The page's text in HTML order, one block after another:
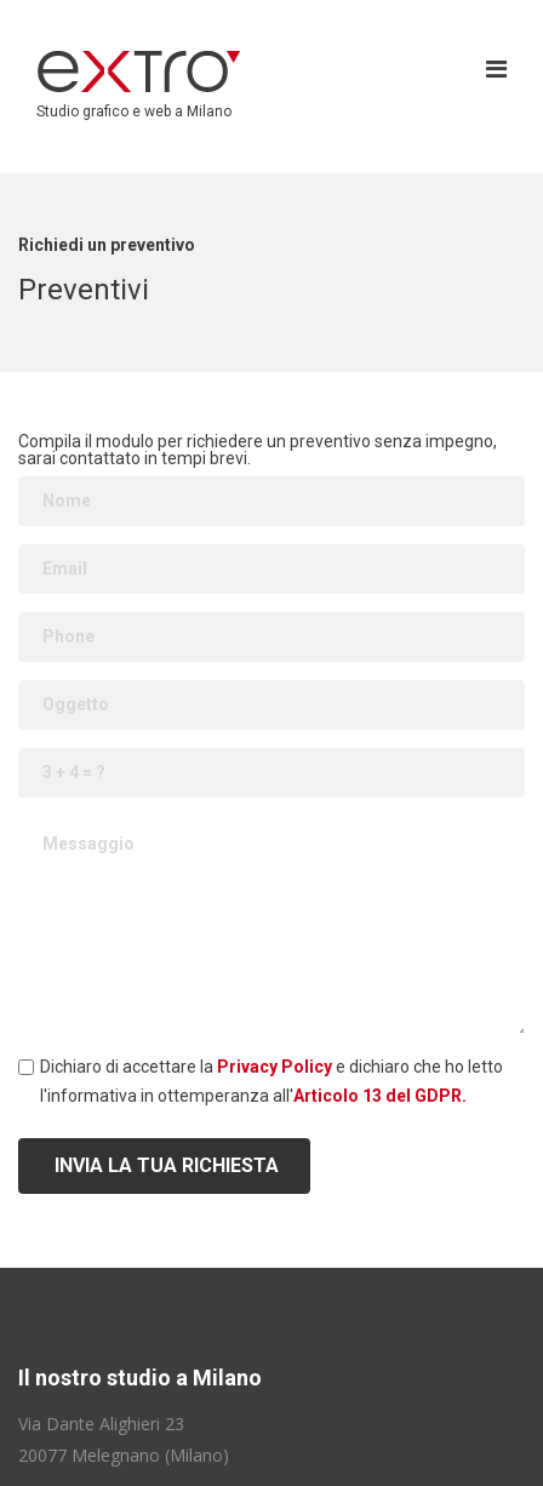
Studio grafico e web a Milano
Richiedi un preventivo
Preventivi
Compila il modulo per richiedere un preventivo senza impegno,
sarai contattato in tempi brevi.
Dichiaro di accettare la Privacy Policye dichiaro che ho letto
l'informativa in ottemperanza all'Articolo 13 del GDPR.
INVIA LA TUA RICHIESTA
Il nostro studio a Milano
Via Dante Alighieri 23
20077 Melegnano (Milano)